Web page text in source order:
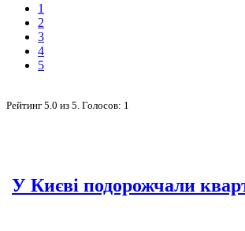
1
2
3
4
5
Рейтинг 5.0 из 5 . Голосов: 1
У Києві подорожчали